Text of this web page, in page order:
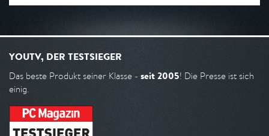
YOUTV, DER TESTSIEGER
Das beste Produkt seiner Klasse - seit 2005! Die Presse ist sich
einig.